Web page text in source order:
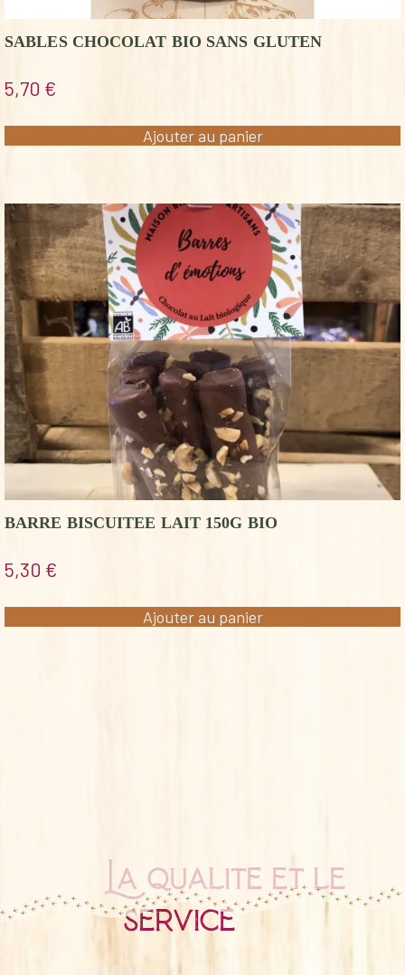
SABLES CHOCOLAT BIO SANS GLUTEN
5,70 €
Ajouter au panier
BARRE BISCUITEE LAIT 150G BIO
5,30 €
Ajouter au panier
La qualité et le
service